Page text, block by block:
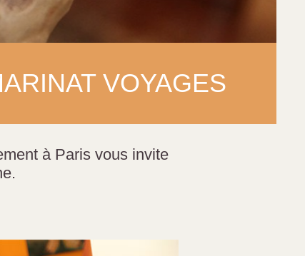
VOYAGES
à Paris vous invite